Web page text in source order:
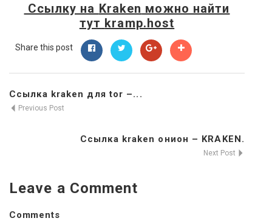
Ссылку на Kraken можно найти
тут kramp.host
Share this post
Ссылка kraken для tor –...
Previous Post
Ссылка kraken онион – KRAKEN.
Next Post
Leave a Comment
Comments